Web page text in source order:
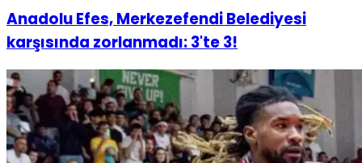
Anadolu Efes, Merkezefendi Belediyesi
karşısında zorlanmadı: 3'te 3!